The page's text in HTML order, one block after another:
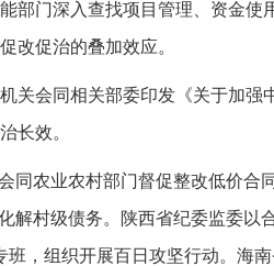
部门深入查找项目管理、资金使
改促治的叠加效应。
关会同相关部委印发《关于加强
长效。
同农业农村部门督促整改低价合
解村级债务。陕西省纪委监委以
，组织开展百日攻坚行动。海